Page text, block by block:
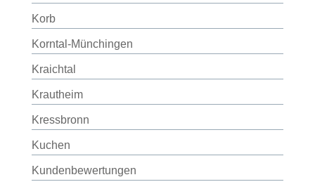
Korb
Korntal-Münchingen
Kraichtal
Krautheim
Kressbronn
Kuchen
Kundenbewertungen